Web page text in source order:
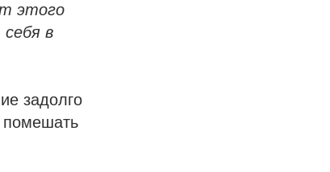
этого
в
задолго
помешать